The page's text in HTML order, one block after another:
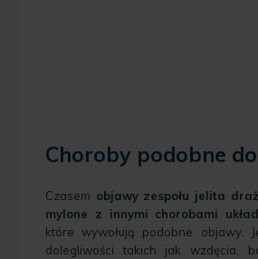
Choroby podobne
Czasem objawy zespołu jelita
mylone z innymi chorobami
które wywołują podobne objawy.
dolegliwości takich jak wzdęcia,